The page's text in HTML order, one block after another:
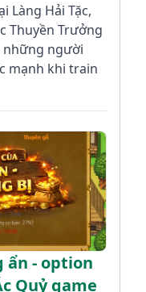
Làng Hải Tặc,
Thuyền Trưởng
những người
mạnh khi train
ẩn - option
Quỷ game